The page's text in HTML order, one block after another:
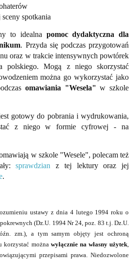
spotkania
to idealna pomoc dydaktyczna dla
. Przyda się podczas przygotowań
oraz w trakcie intensywnych powtórek
polskiego. Mogą z niego skorzystać
można go wykorzystać jako
omawiania "Wesela" w szkole
gotowy do pobrania i wydrukowania,
z niego w formie cyfrowej - na
w szkole "Wesele", polecam też
sprawdzian z tej lektury oraz jej
.
ustawy z dnia 4 lutego 1994 roku o
(Dz.U. 1994 Nr 24, poz. 83 t.j. Dz.U.
zm.), a tym samym objęty jest ochroną
korzystać można wyłącznie na własny użytek
przepisami prawa. Niedozwolone